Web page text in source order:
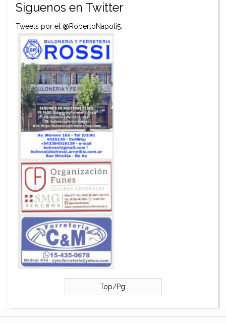
Siguenos en Twitter
Tweets por el @RobertoNapoli5.
Top/Pg.